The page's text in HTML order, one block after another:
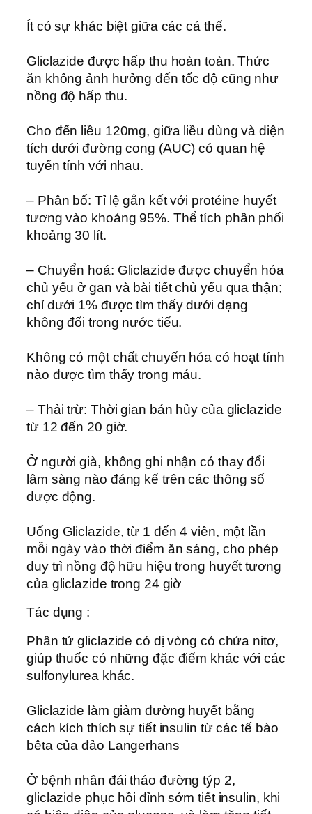
Ít có sự khác biệt giữa các cá thể.
Gliclazide được hấp thu hoàn toàn. Thức
ăn không ảnh hưởng đến tốc độ cũng như
nồng độ hấp thu.
Cho đến liều 120mg, giữa liều dùng và diện
tích dưới đường cong (AUC) có quan hệ
tuyến tính với nhau.
– Phân bố: Tỉ lệ gắn kết với protéine huyết
tương vào khoảng 95%. Thể tích phân phối
khoảng 30 lít.
– Chuyển hoá: Gliclazide được chuyển hóa
chủ yếu ở gan và bài tiết chủ yếu qua thận;
chỉ dưới 1% được tìm thấy dưới dạng
không đổi trong nước tiểu.
Không có một chất chuyển hóa có hoạt tính
nào được tìm thấy trong máu.
– Thải trừ: Thời gian bán hủy của gliclazide
từ 12 đến 20 giờ.
Ở người già, không ghi nhận có thay đổi
lâm sàng nào đáng kể trên các thông số
dược động.
Uống Gliclazide, từ 1 đến 4 viên, một lần
mỗi ngày vào thời điểm ăn sáng, cho phép
duy trì nồng độ hữu hiệu trong huyết tương
của gliclazide trong 24 giờ
Tác dụng :
Phân tử gliclazide có dị vòng có chứa nitơ,
giúp thuốc có những đặc điểm khác với các
sulfonylurea khác.
Gliclazide làm giảm đường huyết bằng
cách kích thích sự tiết insulin từ các tế bào
bêta của đảo Langerhans
Ở bệnh nhân đái tháo đường týp 2,
gliclazide phục hồi đỉnh sớm tiết insulin, khi